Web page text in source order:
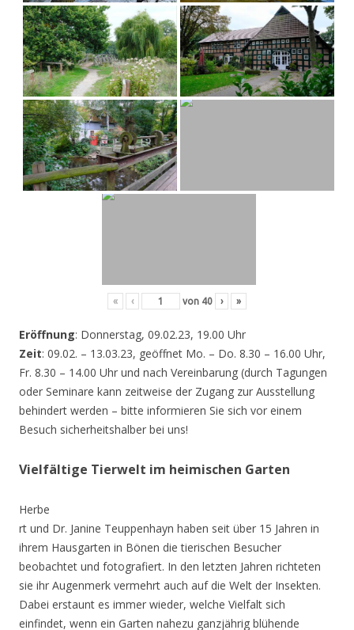
« ‹ von 40 › »
Eröffnung: Donnerstag, 09.02.23, 19.00 Uhr
Zeit: 09.02. – 13.03.23, geöffnet Mo. – Do. 8.30 – 16.00 Uhr,
Fr. 8.30 – 14.00 Uhr und nach Vereinbarung (durch Tagungen
oder Seminare kann zeitweise der Zugang zur Ausstellung
behindert werden – bitte informieren Sie sich vor einem
Besuch sicherheitshalber bei uns!
Vielfältige Tierwelt im heimischen Garten
Herbe
rt und Dr. Janine Teuppenhayn haben seit über 15 Jahren in
ihrem Hausgarten in Bönen die tierischen Besucher
beobachtet und fotografiert. In den letzten Jahren richteten
sie ihr Augenmerk vermehrt auch auf die Welt der Insekten.
Dabei erstaunt es immer wieder, welche Vielfalt sich
einfindet, wenn ein Garten nahezu ganzjährig blühende